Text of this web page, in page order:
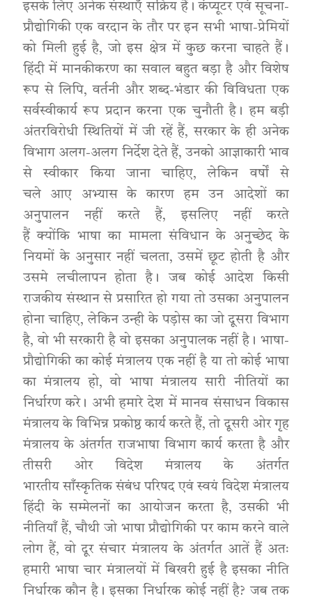
इसके लिए अनेक संस्थाएँ सक्रिय हैं। कंप्यूटर एवं सूचना-
प्रौद्योगिकी एक वरदान के तौर पर इन सभी भाषा-प्रेमियों
को मिली हुई है, जो इस क्षेत्र में कुछ करना चाहते हैं।
हिंदी में मानकीकरण का सवाल बहुत बड़ा है और विशेष
रूप से लिपि, वर्तनी और शब्द-भंडार की विविधता एक
सर्वस्वीकार्य रूप प्रदान करना एक चुनौती है। हम बड़ी
अंतरविरोधी स्थितियों में जी रहें हैं, सरकार के ही अनेक
विभाग अलग-अलग निर्देश देते हैं, उनको आज्ञाकारी भाव
से स्वीकार किया जाना चाहिए, लेकिन वर्षों से
चले आए अभ्यास के कारण हम उन आदेशों का
अनुपालन नहीं करते हैं, इसलिए नहीं करते
हैं क्योंकि भाषा का मामला संविधान के अनुच्छेद के
नियमों के अनुसार नहीं चलता, उसमें छूट होती है और
उसमे लचीलापन होता है। जब कोई आदेश किसी
राजकीय संस्थान से प्रसारित हो गया तो उसका अनुपालन
होना चाहिए, लेकिन उन्ही के पड़ोस का जो दूसरा विभाग
है, वो भी सरकारी है वो इसका अनुपालक नहीं है। भाषा-
प्रौद्योगिकी का कोई मंत्रालय एक नहीं है या तो कोई भाषा
का मंत्रालय हो, वो भाषा मंत्रालय सारी नीतियों का
निर्धारण करे। अभी हमारे देश में मानव संसाधन विकास
मंत्रालय के विभिन्न प्रकोष्ठ कार्य करते हैं, तो दूसरी ओर गृह
मंत्रालय के अंतर्गत राजभाषा विभाग कार्य करता है और
तीसरी ओर विदेश मंत्रालय के अंतर्गत
भारतीय साँस्कृतिक संबंध परिषद एवं स्वयं विदेश मंत्रालय
हिंदी के सम्मेलनों का आयोजन करता है, उसकी भी
नीतियाँ हैं, चौथी जो भाषा प्रौद्योगिकी पर काम करने वाले
लोग हैं, वो दूर संचार मंत्रालय के अंतर्गत आतें हैं अतः
हमारी भाषा चार मंत्रालयों में बिखरी हुई है इसका नीति
निर्धारक कौन है। इसका निर्धारक कोई नहीं है? जब तक